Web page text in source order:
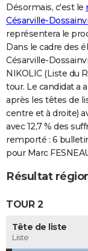
FORUM
Bricolage
Lifestyle
Culture
Auto
Television
Voyage
Cinema
Désormais, c'est le
Césarville-
représentera le
Dans le cadre des
Césarville-
NIKOLIC (Liste du
tour. Le candidat a
après les têtes de
centre et à droite)
avec 12,7 % des
remporté : 6
pour Marc
Résultat
TOUR 2
Tête de liste
Liste